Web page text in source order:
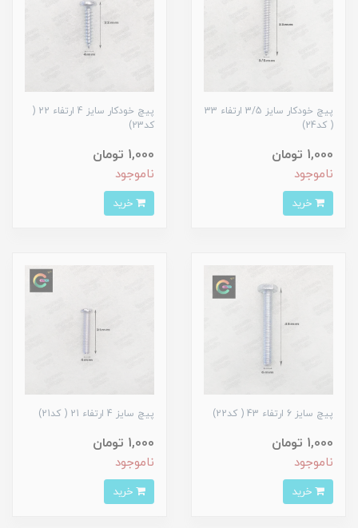
پیچ خودکار سایز 3/5 ارتفاء 33
( کد24)
1,000 تومان
ناموجود
پیچ خودکار سایز 4 ارتفاء 22 (
کد23)
1,000 تومان
ناموجود
پیچ سایز 6 ارتفاء 43 ( کد22)
1,000 تومان
ناموجود
پیچ سایز 4 ارتفاء 21 ( کد21)
1,000 تومان
ناموجود